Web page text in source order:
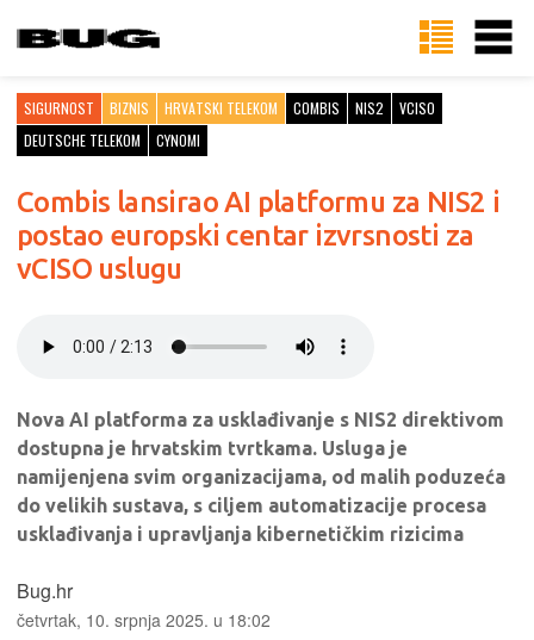
SIGURNOST BIZNIS HRVATSKI TELEKOM COMBIS NIS2
VCISO
DEUTSCHE TELEKOM
CYNOMI
Combis lansirao AI platformu za NIS2 i
postao europski centar izvrsnosti za
vCISO uslugu
Nova AI platforma za usklađivanje s NIS2 direktivom
dostupna je hrvatskim tvrtkama. Usluga je
namijenjena svim organizacijama, od malih poduzeća
do velikih sustava, s ciljem automatizacije procesa
usklađivanja i upravljanja kibernetičkim rizicima
Bug.hr
četvrtak, 10. srpnja 2025. u 18:02